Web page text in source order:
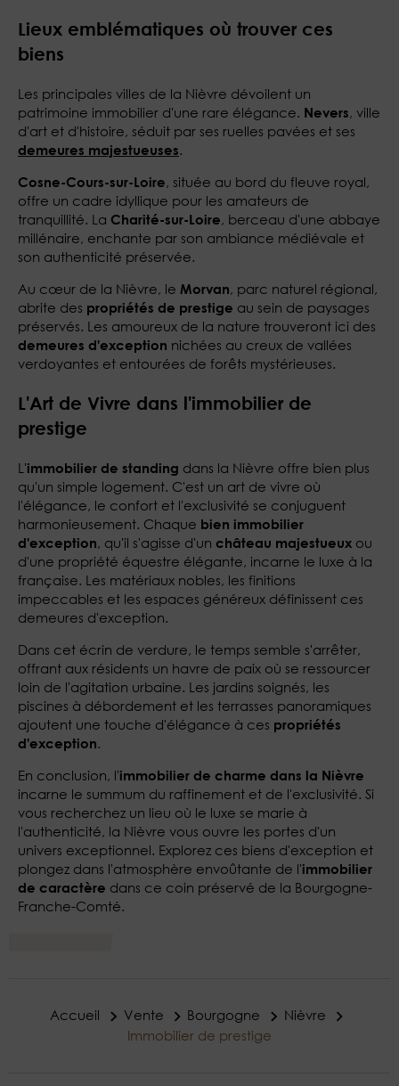
Lieux emblématiques où trouver ces
biens
Les principales villes de la Nièvre dévoilent un
patrimoine immobilier d'une rare élégance. Nevers, ville
d'art et d'histoire, séduit par ses ruelles pavées et ses
demeures majestueuses.
Cosne-Cours-sur-Loire, située au bord du fleuve royal,
offre un cadre idyllique pour les amateurs de
tranquillité. La Charité-sur-Loire, berceau d'une abbaye
millénaire, enchante par son ambiance médiévale et
son authenticité préservée.
Au cœur de la Nièvre, le Morvan, parc naturel régional,
abrite des propriétés de prestige au sein de paysages
préservés. Les amoureux de la nature trouveront ici des
demeures d'exception nichées au creux de vallées
verdoyantes et entourées de forêts mystérieuses.
L'Art de Vivre dans l'immobilier de
prestige
L'immobilier de standing dans la Nièvre offre bien plus
qu'un simple logement. C'est un art de vivre où
l'élégance, le confort et l'exclusivité se conjuguent
harmonieusement. Chaque bien immobilier
d'exception, qu'il s'agisse d'un château majestueux ou
d'une propriété équestre élégante, incarne le luxe à la
française. Les matériaux nobles, les finitions
impeccables et les espaces généreux définissent ces
demeures d'exception.
Dans cet écrin de verdure, le temps semble s'arrêter,
offrant aux résidents un havre de paix où se ressourcer
loin de l'agitation urbaine. Les jardins soignés, les
piscines à débordement et les terrasses panoramiques
ajoutent une touche d'élégance à ces propriétés
d'exception.
En conclusion, l'immobilier de charme dans la Nièvre
incarne le summum du raffinement et de l'exclusivité. Si
vous recherchez un lieu où le luxe se marie à
l'authenticité, la Nièvre vous ouvre les portes d'un
univers exceptionnel. Explorez ces biens d'exception et
plongez dans l'atmosphère envoûtante de l'immobilier
de caractère dans ce coin préservé de la Bourgogne-
Franche-Comté.
Accueil Vente Bourgogne
Nièvre
Immobilier de prestige